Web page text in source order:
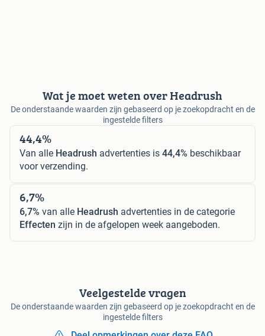
Wat je moet weten over Headrush
De onderstaande waarden zijn gebaseerd op je zoekopdracht en de
ingestelde filters
44,4%
Van alle Headrush advertenties is 44,4% beschikbaar
voor verzending.
6,7%
6,7% van alle Headrush advertenties in de categorie
Effecten zijn in de afgelopen week aangeboden.
Veelgestelde vragen
De onderstaande waarden zijn gebaseerd op je zoekopdracht en de
ingestelde filters